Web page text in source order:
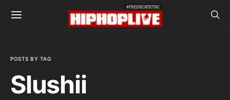
POSTS BY TAG
Slushii